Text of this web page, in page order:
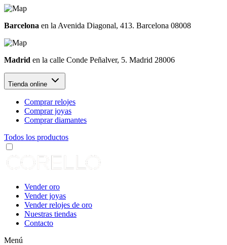
Barcelona en la Avenida Diagonal, 413. Barcelona 08008
Madrid en la calle Conde Peñalver, 5. Madrid 28006
Tienda online
Comprar relojes
Comprar joyas
Comprar diamantes
Todos los productos
Vender oro
Vender joyas
Vender relojes de oro
Nuestras tiendas
Contacto
Menú